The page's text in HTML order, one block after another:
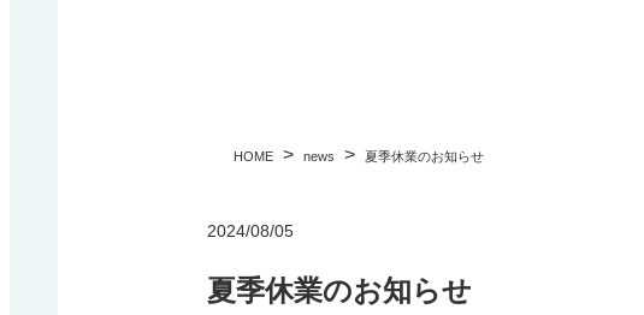
HOME > news > 夏季休業のお知らせ
2024/08/05
夏季休業のお知らせ